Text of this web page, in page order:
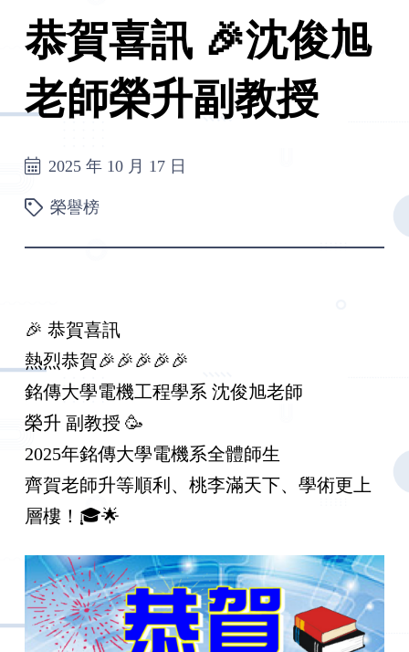
恭賀喜訊 🎉沈俊旭
老師榮升副教授
2025 年 10 月 17 日
榮譽榜
🎉 恭賀喜訊
熱烈恭賀🎉🎉🎉🎉🎉
銘傳大學電機工程學系 沈俊旭老師
榮升 副教授 🥳
2025年銘傳大學電機系全體師生
齊賀老師升等順利、桃李滿天下、學術更上
層樓！🎓🌟